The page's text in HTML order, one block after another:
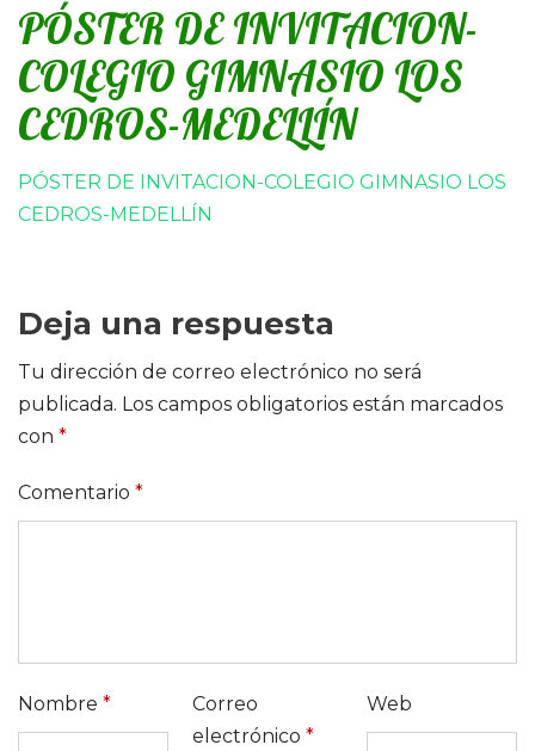
PÓSTER DE INVITACION-
COLEGIO GIMNASIO LOS
CEDROS-MEDELLÍN
PÓSTER DE INVITACION-COLEGIO GIMNASIO LOS
CEDROS-MEDELLÍN
Deja una respuesta
Tu dirección de correo electrónico no será
publicada. Los campos obligatorios están marcados
con *
Comentario *
Nombre *
Correo
electrónico *
Web